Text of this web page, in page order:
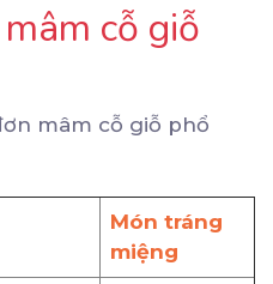
cỗ giỗ
mâm cỗ giỗ phổ
Món tráng
miệng